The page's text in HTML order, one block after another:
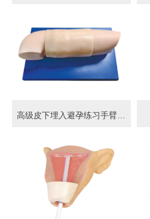
高级皮下埋入避孕练习手臂模型